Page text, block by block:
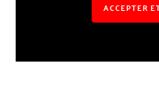
ACCEPTER